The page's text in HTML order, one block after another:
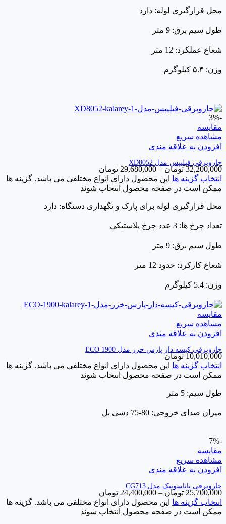
محل قرارگیری لوله: دارد
طول سیم برق: 9 متر
شعاع عملکرد: 12 متر
وزن: ۵.۴ کیلوگرم
-3%
مقایسه
مشاهده سریع
افزودن به علاقه مندی
جاروبرقی فیلیپس مدل XD8052
32,200,000 تومان –
29,680,000 تومان
انتخاب گزینه ها این محصول دارای انواع مختلفی می باشد. گزینه ها
ممکن است در صفحه محصول انتخاب شوند
محل قرارگیری لوله برای پارک و نگهداری دستگاه: دارد
تعداد چرخ ها: 3 عدد چرخ پلاستیکی
طول سیم برق: 9 متر
شعاع کارکرد: حدود 12 متر
وزن: 5.4 کیلوگرم
مقایسه
مشاهده سریع
افزودن به علاقه مندی
جاروبرقی کیسه ‎دار پارس خزر مدل ECO 1900
10,010,000 تومان
انتخاب گزینه ها این محصول دارای انواع مختلفی می باشد. گزینه ها
ممکن است در صفحه محصول انتخاب شوند
طول سیم: 5 متر
میزان صدای خروجی: 80-75 دسی بل
-7%
مقایسه
مشاهده سریع
افزودن به علاقه مندی
جاروبرقی پاناسونیک مدل CG713
25,700,000 تومان –
24,400,000 تومان
انتخاب گزینه ها این محصول دارای انواع مختلفی می باشد. گزینه ها
ممکن است در صفحه محصول انتخاب شوند